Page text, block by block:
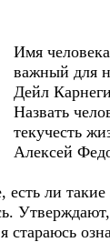
для него
человека,
жизни-
есть ли
Утверждают,
стараюсь